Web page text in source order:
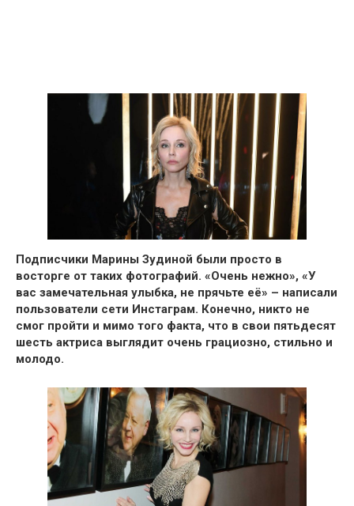
Подписчики Марины Зудиной были просто в
восторге от таких фотографий. «Очень нежно», «У
вас замечательная улыбка, не прячьте её» – написали
пользователи сети Инстаграм. Конечно, никто не
смог пройти и мимо того факта, что в свои пятьдесят
шесть актриса выглядит очень грациозно, стильно и
молодо.